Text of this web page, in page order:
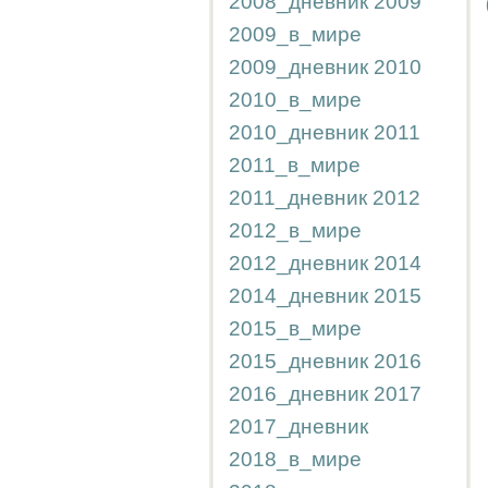
2009_в_мире
2009_дневник 2010
2010_в_мире
2010_дневник 2011
2011_в_мире
2011_дневник 2012
2012_в_мире
2012_дневник 2014
2014_дневник 2015
2015_в_мире
2015_дневник 2016
2016_дневник 2017
2017_дневник
2018_в_мире